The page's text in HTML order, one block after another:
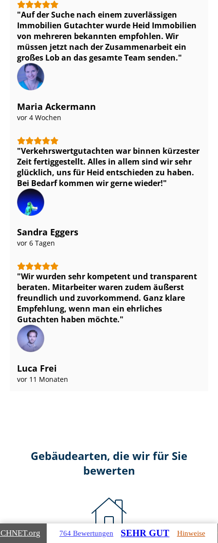
Auf der Suche nach einem zuverlässigen
Immobilien Gutachter wurde Heid Immobilien
von mehreren bekannten empfohlen. Wir
müssen jetzt nach der Zusammenarbeit ein
großes Lob an das gesamte Team senden.
Maria Ackermann
vor 4 Wochen
Ver­kehrs­wert­gut­ach­ten war binnen kürzester
Zeit fertiggestellt. Alles in allem sind wir sehr
glücklich, uns für Heid entschieden zu haben.
Bei Bedarf kommen wir gerne wieder!
Sandra Eggers
vor 6 Tagen
Wir wurden sehr kompetent und transparent
beraten. Mitarbeiter waren zudem äußerst
freundlich und zuvorkommend. Ganz klare
Empfehlung, wenn man ein ehrliches
Gutachten haben möchte.
Luca Frei
vor 11 Monaten
Gebäudearten, die wir für Sie
bewerten
.org 764 Bewertungen SEHR GUT Hinweise